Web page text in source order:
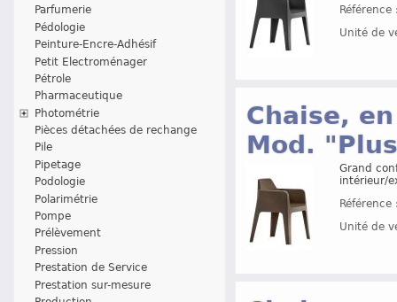
Parfumerie
Pédologie
Peinture-Encre-Adhésif
Petit Electroménager
Pétrole
Pharmaceutique
Photométrie
Pièces détachées de rechange
Pile
Pipetage
Podologie
Polarimétrie
Pompe
Prélèvement
Pression
Prestation de Service
Prestation sur-mesure
Unité de
Chaise,
Mod.
Grand
intérieur/
Unité de